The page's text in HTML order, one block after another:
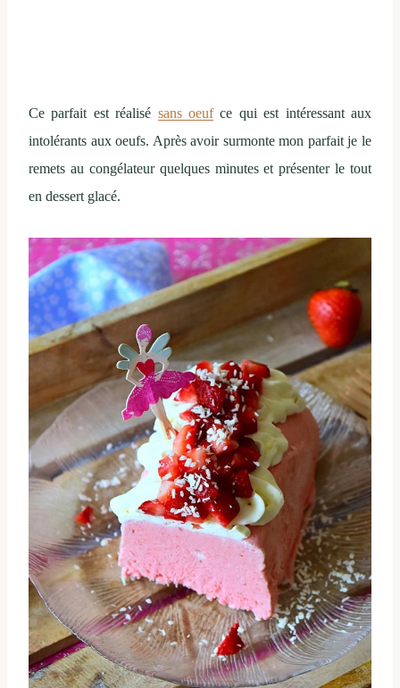
Ce parfait est réalisé sans oeufce qui est intéressant aux
intolérants aux oeufs. Après avoir surmonte mon parfait je le
remets au congélateur quelques minutes et présenter le tout
en dessert glacé.